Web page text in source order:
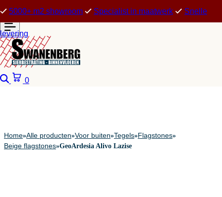
5000+ m2 showroom Specialist in maatwerk Snelle
levering
Zoeken
0
Home»Alle producten»Voor buiten»Tegels»Flagstones»
Beige flagstones»GeoArdesia Alivo Lazise